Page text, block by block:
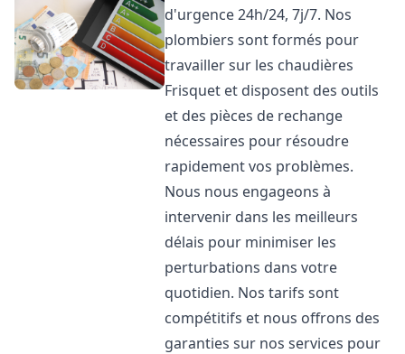
d'urgence 24h/24, 7j/7. Nos
plombiers sont formés pour
travailler sur les chaudières
Frisquet et disposent des outils
et des pièces de rechange
nécessaires pour résoudre
rapidement vos problèmes.
Nous nous engageons à
intervenir dans les meilleurs
délais pour minimiser les
perturbations dans votre
quotidien. Nos tarifs sont
compétitifs et nous offrons des
garanties sur nos services pour